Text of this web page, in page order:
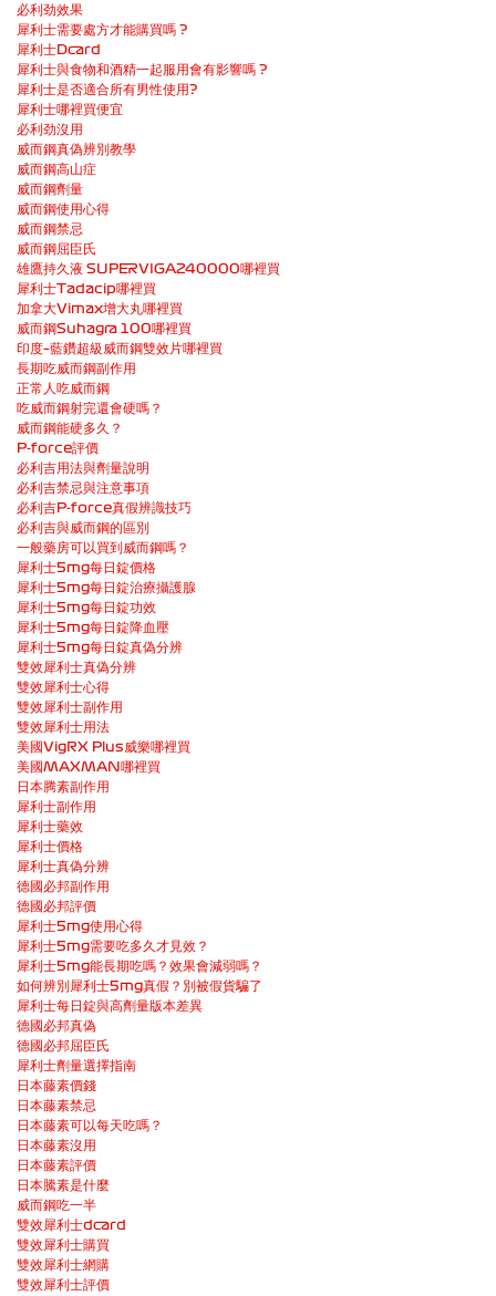
必利劲效果
犀利士需要處方才能購買嗎 ?
犀利士Dcard
犀利士與食物和酒精一起服用會有影響嗎 ?
犀利士是否適合所有男性使用?
犀利士哪裡買便宜
必利劲沒用
威而鋼真偽辨別教學
威而鋼高山症
威而鋼劑量
威而鋼使用心得
威而鋼禁忌
威而鋼屈臣氏
雄鷹持久液 SUPERVIGA240000哪裡買
犀利士Tadacip哪裡買
加拿大Vimax增大丸哪裡買
威而鋼Suhagra 100哪裡買
印度–藍鑽超級威而鋼雙效片哪裡買
長期吃威而鋼副作用
正常人吃威而鋼
吃威而鋼射完還會硬嗎？
威而鋼能硬多久？
P-force評價
必利吉用法與劑量說明
必利吉禁忌與注意事項
必利吉P-force真假辨識技巧
必利吉與威而鋼的區別
一般藥房可以買到威而鋼嗎？
犀利士5mg每日錠價格
犀利士5mg每日錠治療攝護腺
犀利士5mg每日錠功效
犀利士5mg每日錠降血壓
犀利士5mg每日錠真偽分辨
雙效犀利士真偽分辨
雙效犀利士心得
雙效犀利士副作用
雙效犀利士用法
美國VigRX Plus威樂哪裡買
美國MAXMAN哪裡買
日本腾素副作用
犀利士副作用
犀利士藥效
犀利士價格
犀利士真偽分辨
德國必邦副作用
德國必邦評價
犀利士5mg使用心得
犀利士5mg需要吃多久才見效？
犀利士5mg能長期吃嗎？效果會減弱嗎？
如何辨別犀利士5mg真假？別被假貨騙了
犀利士每日錠與高劑量版本差異
德國必邦真偽
德國必邦屈臣氏
犀利士劑量選擇指南
日本藤素價錢
日本藤素禁忌
日本藤素可以每天吃嗎？
日本藤素沒用
日本藤素評價
日本騰素是什麼
威而鋼吃一半
雙效犀利士dcard
雙效犀利士購買
雙效犀利士網購
雙效犀利士評價